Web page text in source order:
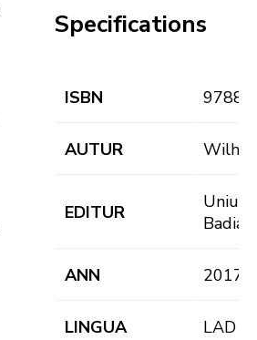
Specifications
ISBN
AUTUR
EDITUR
Uniun
Badia
ANN 2017
LINGUA LAD